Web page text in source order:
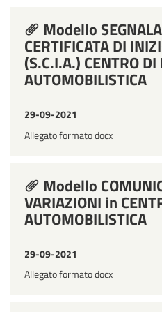
Modello
CERTIFICATA DI
(S.C.I.A.) CENTRO
AUTOMOBILISTICA
29-09-2021
Allegato formato docx
Modello
VARIAZIONI in
AUTOMOBILISTICA
29-09-2021
Allegato formato docx